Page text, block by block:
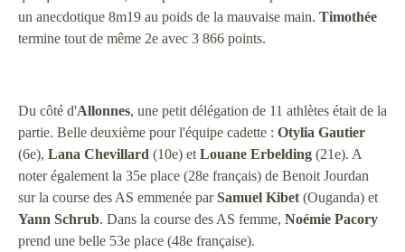
un anecdotique 8m19 au poids de la mauvaise main. Timothée
termine tout de même 2e avec 3 866 points.
Du côté d'Allonnes, une petit délégation de 11 athlètes était de la
partie. Belle deuxième pour l'équipe cadette : Otylia Gautier
(6e), Lana Chevillard (10e) et Louane Erbelding (21e). A
noter également la 35e place (28e français) de Benoit Jourdan
sur la course des AS emmenée parSamuel Kibet (Ouganda) et
Yann Schrub. Dans la course des AS femme, Noémie Pacory
prend une belle 53e place (48e française).